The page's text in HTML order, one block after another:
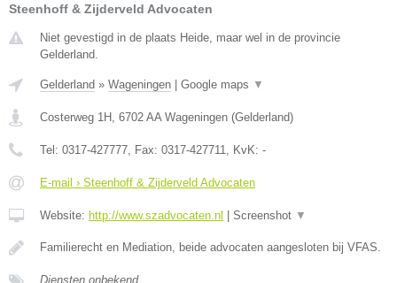
Steenhoff & Zijderveld Advocaten
Niet gevestigd in de plaats Heide, maar wel in de provincie
Gelderland.
Gelderland » Wageningen | Google maps ▼
Costerweg 1H 6702 AA Wageningen (Gelderland)
Tel: 0317-427777 , Fax: 0317-427711 , KvK: -
E-mail › Steenhoff & Zijderveld Advocaten
Website: http://www.szadvocaten.nl | Screenshot ▼
Familierecht en Mediation, beide advocaten aangesloten bij VFAS.
Diensten onbekend